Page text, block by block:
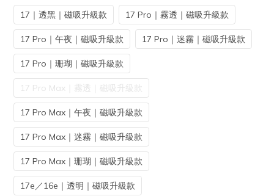
17｜透黑｜磁吸升級款 17 Pro｜霧透｜磁吸升級款
17 Pro｜午夜｜磁吸升級款 17 Pro｜迷霧｜磁吸升級款
17 Pro｜珊瑚｜磁吸升級款
17 Pro Max｜霧透｜磁吸升級款
17 Pro Max｜午夜｜磁吸升級款
17 Pro Max｜迷霧｜磁吸升級款
17 Pro Max｜珊瑚｜磁吸升級款
17e／16e｜透明｜磁吸升級款